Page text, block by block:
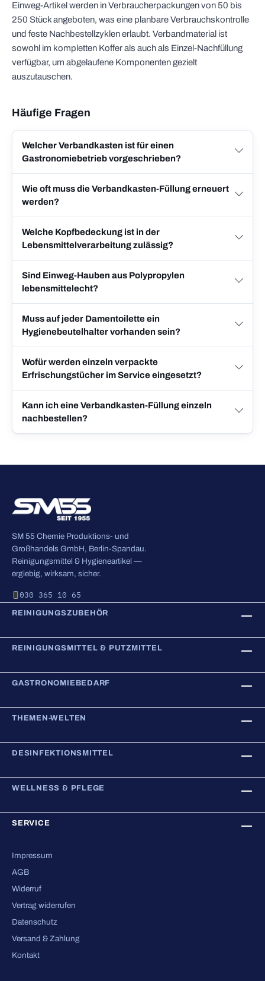
Einweg-Artikel werden in Verbraucherpackungen von 50 bis
250 Stück angeboten, was eine planbare Verbrauchskontrolle
und feste Nachbestellzyklen erlaubt. Verbandmaterial ist
sowohl im kompletten Koffer als auch als Einzel-Nachfüllung
verfügbar, um abgelaufene Komponenten gezielt
auszutauschen.
Häufige Fragen
Welcher Verbandkasten ist für einen
Gastronomiebetrieb vorgeschrieben?
Wie oft muss die Verbandkasten-Füllung erneuert
werden?
Welche Kopfbedeckung ist in der
Lebensmittelverarbeitung zulässig?
Sind Einweg-Hauben aus Polypropylen
lebensmittelecht?
Muss auf jeder Damentoilette ein
Hygienebeutelhalter vorhanden sein?
Wofür werden einzeln verpackte
Erfrischungstücher im Service eingesetzt?
Kann ich eine Verbandkasten-Füllung einzeln
nachbestellen?
SM 55 Chemie Produktions- und
Großhandels GmbH, Berlin-Spandau.
Reinigungsmittel & Hygieneartikel —
ergiebig, wirksam, sicher.
030 365 10 65
REINIGUNGSZUBEHÖR
REINIGUNGSMITTEL & PUTZMITTEL
GASTRONOMIEBEDARF
THEMEN-WELTEN
DESINFEKTIONSMITTEL
WELLNESS & PFLEGE
SERVICE
Impressum
AGB
Widerruf
Vertrag widerrufen
Datenschutz
Versand & Zahlung
Kontakt